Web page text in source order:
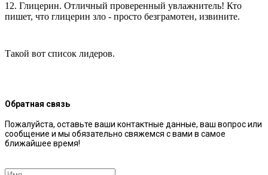
12. Глицерин. Отличный проверенный увлажнитель! Кто
пишет, что глицерин зло - просто безграмотен, извините.
Такой вот список лидеров.
Обратная связь
Пожалуйста, оставьте ваши контактные данные, ваш вопрос или
сообщение и мы обязательно свяжемся с вами в самое
ближайшее время!